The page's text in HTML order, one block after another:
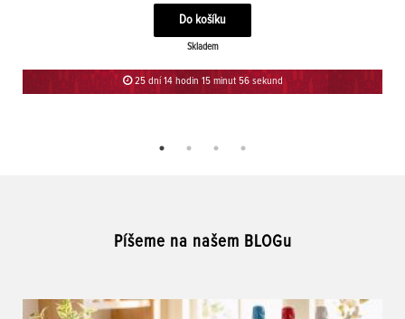
Skladem
25 dní 14 hodin 15 minut 56 sekund
Píšeme na našem BLOGu